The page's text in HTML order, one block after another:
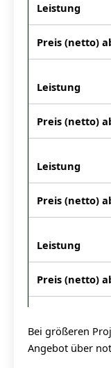
Bei größeren
Angebot über